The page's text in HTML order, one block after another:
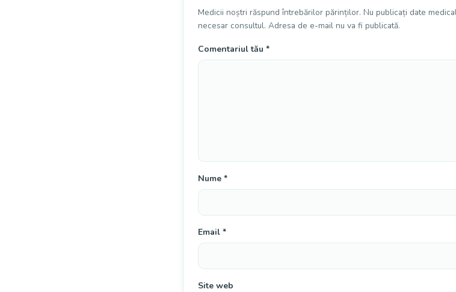
Medicii noștri răspund întrebărilor părinților. Nu publicați date
necesar consultul. Adresa de e-mail nu va fi publicată.
Comentariul tău *
Nume *
Email *
Site web